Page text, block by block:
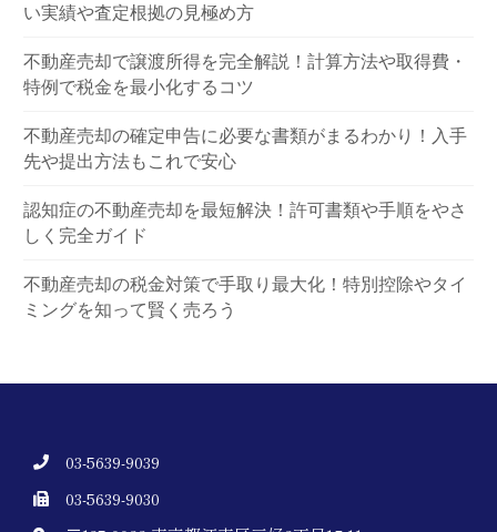
い実績や査定根拠の見極め方
不動産売却で譲渡所得を完全解説！計算方法や取得費・
特例で税金を最小化するコツ
不動産売却の確定申告に必要な書類がまるわかり！入手
先や提出方法もこれで安心
認知症の不動産売却を最短解決！許可書類や手順をやさ
しく完全ガイド
不動産売却の税金対策で手取り最大化！特別控除やタイ
ミングを知って賢く売ろう
03-5639-9039
03-5639-9030